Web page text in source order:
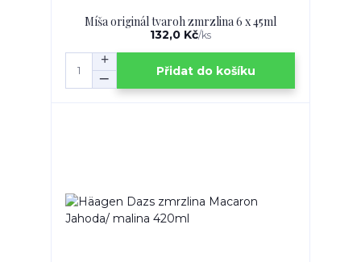
Míša originál tvaroh zmrzlina 6 x 45ml
132,0 Kč/ks
Přidat do košíku